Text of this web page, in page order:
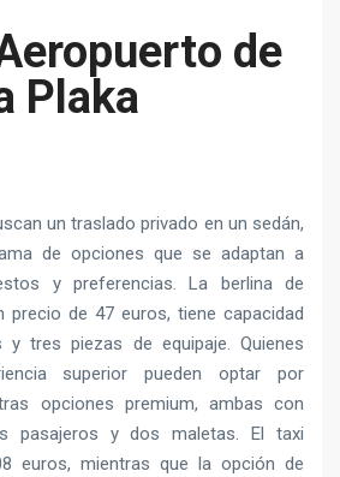
de
Plaka
un traslado privado en un sedán,
de opciones que se adaptan a
y preferencias. La berlina de
precio de 47 euros, tiene capacidad
y tres piezas de equipaje. Quienes
superior pueden optar por
opciones premium, ambas con
pasajeros y dos maletas. El taxi
euros, mientras que la opción de